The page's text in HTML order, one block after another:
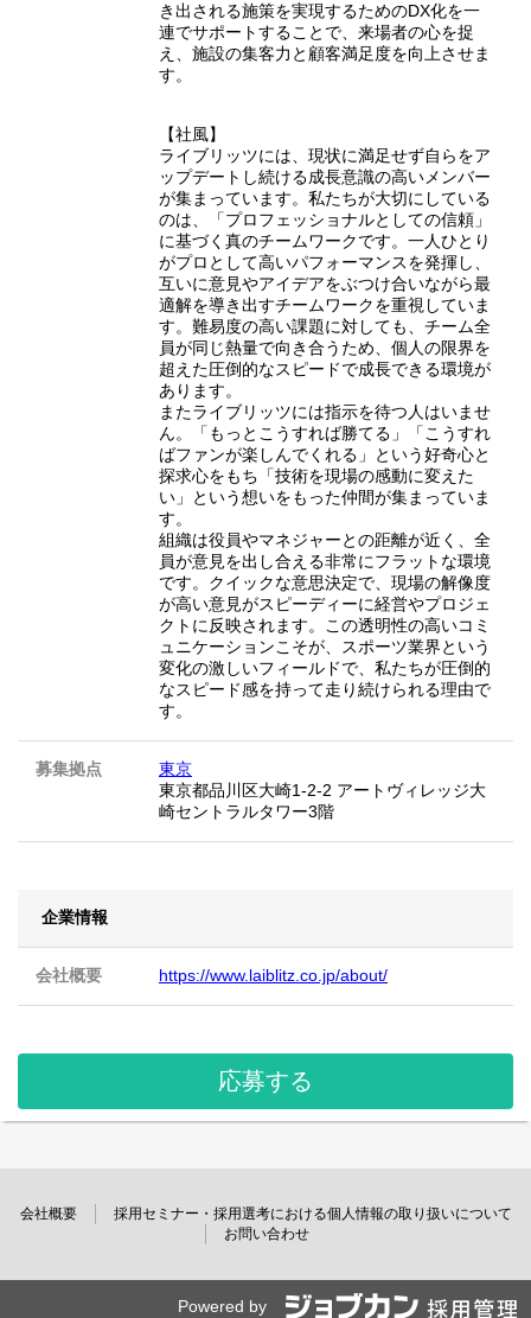
き出される施策を実現するためのDX化を一
連でサポートすることで、来場者の心を捉
え、施設の集客力と顧客満足度を向上させま
す。
【社風】
ライブリッツには、現状に満足せず自らをア
ップデートし続ける成長意識の高いメンバー
が集まっています。私たちが大切にしている
のは、「プロフェッショナルとしての信頼」
に基づく真のチームワークです。一人ひとり
がプロとして高いパフォーマンスを発揮し、
互いに意見やアイデアをぶつけ合いながら最
適解を導き出すチームワークを重視していま
す。難易度の高い課題に対しても、チーム全
員が同じ熱量で向き合うため、個人の限界を
超えた圧倒的なスピードで成長できる環境が
あります。
またライブリッツには指示を待つ人はいませ
ん。「もっとこうすれば勝てる」「こうすれ
ばファンが楽しんでくれる」という好奇心と
探求心をもち「技術を現場の感動に変えた
い」という想いをもった仲間が集まっていま
す。
組織は役員やマネジャーとの距離が近く、全
員が意見を出し合える非常にフラットな環境
です。クイックな意思決定で、現場の解像度
が高い意見がスピーディーに経営やプロジェ
クトに反映されます。この透明性の高いコミ
ュニケーションこそが、スポーツ業界という
変化の激しいフィールドで、私たちが圧倒的
なスピード感を持って走り続けられる理由で
す。
募集拠点
東京
東京都品川区大崎1-2-2 アートヴィレッジ大
崎セントラルタワー3階
企業情報
会社概要 https://www.laiblitz.co.jp/about/
応募する
会社概要
採用セミナー・採用選考における個人情報の取り扱いについて
お問い合わせ
Powered by